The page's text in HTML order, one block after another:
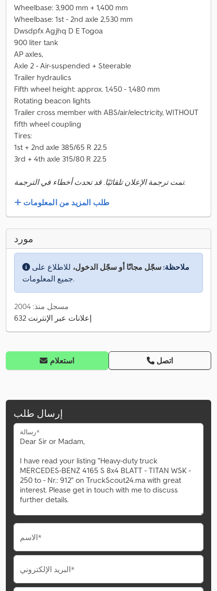
Wheelbase: 3,900 mm + 1,400 mm
Wheelbase: 1st - 2nd axle 2,530 mm
Dwsdpfx Agjhq D E Togoa
900 liter tank
AP axles,
Axle 2 - Air-suspended + Steerable
Trailer hydraulics
Fifth wheel height: approx. 1,450 - 1,480 mm
Rotating beacon lights
Trailer cross member with ABS/air/electricity, WITHOUT
fifth wheel coupling
Tires:
1st + 2nd axle 385/65 R 22.5
3rd + 4th axle 315/80 R 22.5
تمت ترجمة الإعلان تلقائيًا. قد تحدث أخطاء في الترجمة.
طلب المزيد من المعلومات
مورد
ملاحظة: سجّل مجانًا أو سجّل الدخول، للاطلاع على
جميع المعلومات.
مسجل منذ: 2004
632 إعلانات عبر الإنترنت
استعلام اتصل
إرسال طلب
رسالة*
الاسم*
البريد الإلكتروني*